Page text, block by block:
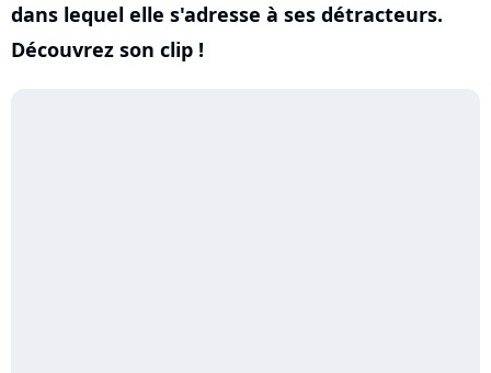
dans lequel elle s'adresse à ses détracteurs.
Découvrez son clip !